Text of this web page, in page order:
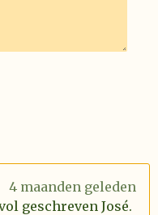
4 maanden geleden
geschreven José.